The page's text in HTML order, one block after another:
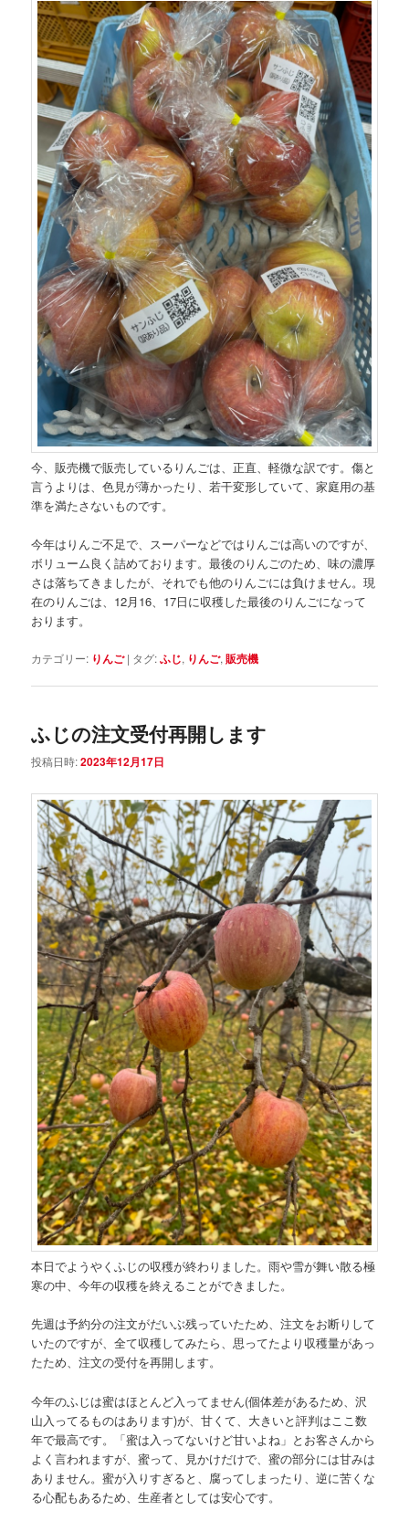
今、販売機で販売しているりんごは、正直、軽微な訳です。傷と
言うよりは、色見が薄かったり、若干変形していて、家庭用の基
準を満たさないものです。
今年はりんご不足で、スーパーなどではりんごは高いのですが、
ボリューム良く詰めております。最後のりんごのため、味の濃厚
さは落ちてきましたが、それでも他のりんごには負けません。現
在のりんごは、12月16、17日に収穫した最後のりんごになって
おります。
カテゴリー: りんご | タグ:ふじ, りんご,販売機
ふじの注文受付再開します
投稿日時:2023年12月17日
本日でようやくふじの収穫が終わりました。雨や雪が舞い散る極
寒の中、今年の収穫を終えることができました。
先週は予約分の注文がだいぶ残っていたため、注文をお断りして
いたのですが、全て収穫してみたら、思ってたより収穫量があっ
たため、注文の受付を再開します。
今年のふじは蜜はほとんど入ってません(個体差があるため、沢
山入ってるものはあります)が、甘くて、大きいと評判はここ数
年で最高です。「蜜は入ってないけど甘いよね」とお客さんから
よく言われますが、蜜って、見かけだけで、蜜の部分には甘みは
ありません。蜜が入りすぎると、腐ってしまったり、逆に苦くな
る心配もあるため、生産者としては安心です。